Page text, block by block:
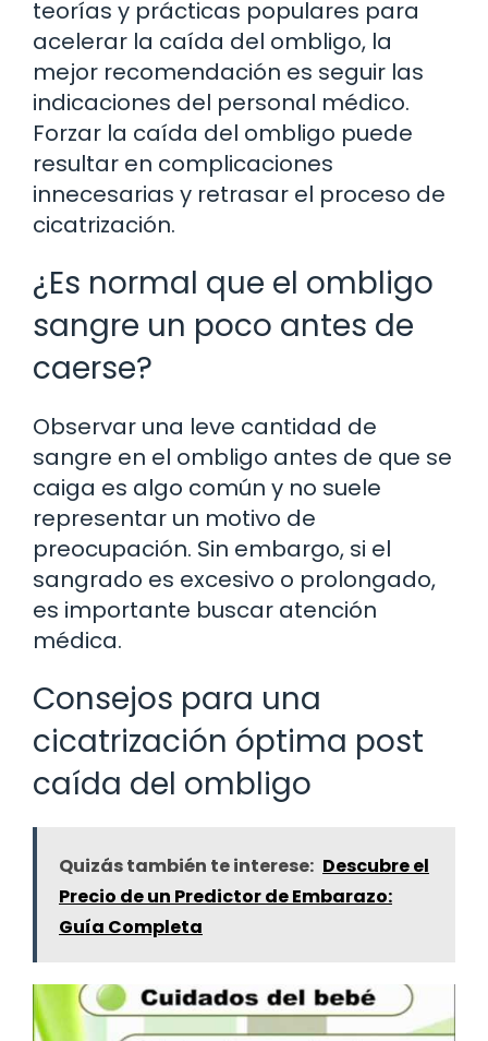
teorías y prácticas populares para
acelerar la caída del ombligo, la
mejor recomendación es seguir las
indicaciones del personal médico.
Forzar la caída del ombligo puede
resultar en complicaciones
innecesarias y retrasar el proceso de
cicatrización.
¿Es normal que el ombligo
sangre un poco antes de
caerse?
Observar una leve cantidad de
sangre en el ombligo antes de que se
caiga es algo común y no suele
representar un motivo de
preocupación. Sin embargo, si el
sangrado es excesivo o prolongado,
es importante buscar atención
médica.
Consejos para una
cicatrización óptima post
caída del ombligo
Quizás también te interese: Descubre el
Precio de un Predictor de Embarazo:
Guía Completa